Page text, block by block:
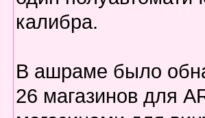
калибра.
В ашраме было
26 магазинов для